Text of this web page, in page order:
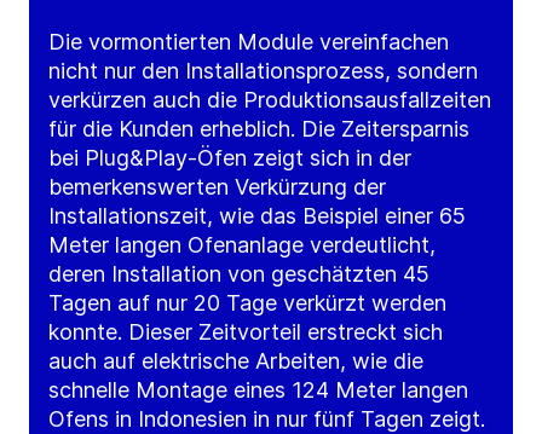
Die vormontierten Module vereinfachen
nicht nur den Installationsprozess, sondern
verkürzen auch die Produktionsausfallzeiten
für die Kunden erheblich. Die Zeitersparnis
bei Plug&Play-Öfen zeigt sich in der
bemerkenswerten Verkürzung der
Installationszeit, wie das Beispiel einer 65
Meter langen Ofenanlage verdeutlicht,
deren Installation von geschätzten 45
Tagen auf nur 20 Tage verkürzt werden
konnte. Dieser Zeitvorteil erstreckt sich
auch auf elektrische Arbeiten, wie die
schnelle Montage eines 124 Meter langen
Ofens in Indonesien in nur fünf Tagen zeigt.